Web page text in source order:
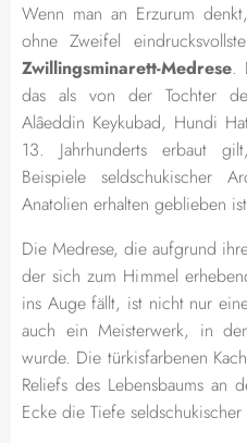
Wenn man an Erzurum
ohne Zweifel
Zwillingsminarett-Medrese.
das als von der Tochter
Alâeddin Keykubad, Hundi
13. Jahrhunderts erbaut
Beispiele seldschukischer
Anatolien erhalten geblieben
Die Medrese, die aufgrund
der sich zum Himmel
ins Auge fällt, ist nicht nur
auch ein Meisterwerk, in
wurde. Die türkisfarbenen
Reliefs des Lebensbaums an
Ecke die Tiefe seldschukischer